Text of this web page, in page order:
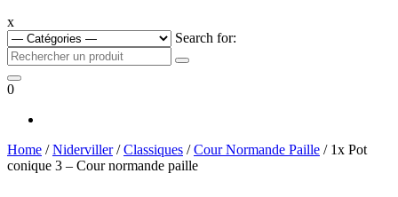
x
Search for:
0
Home /Niderviller/Classiques /Cour Normande Paille / 1x Pot
conique 3 – Cour normande paille